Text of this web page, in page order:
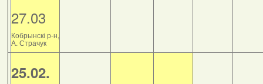
27.03
Кобрынскі р-н,
А. Страчук
25.02.